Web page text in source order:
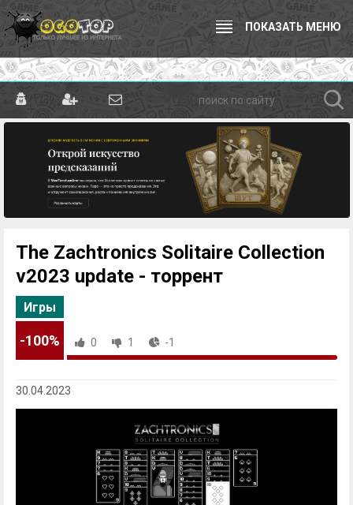
ПОКАЗАТЬ МЕНЮ
The Zachtronics Solitaire Collection
v2023 update - торрент
Игры
-100% 0 1 -1
30.04.2023